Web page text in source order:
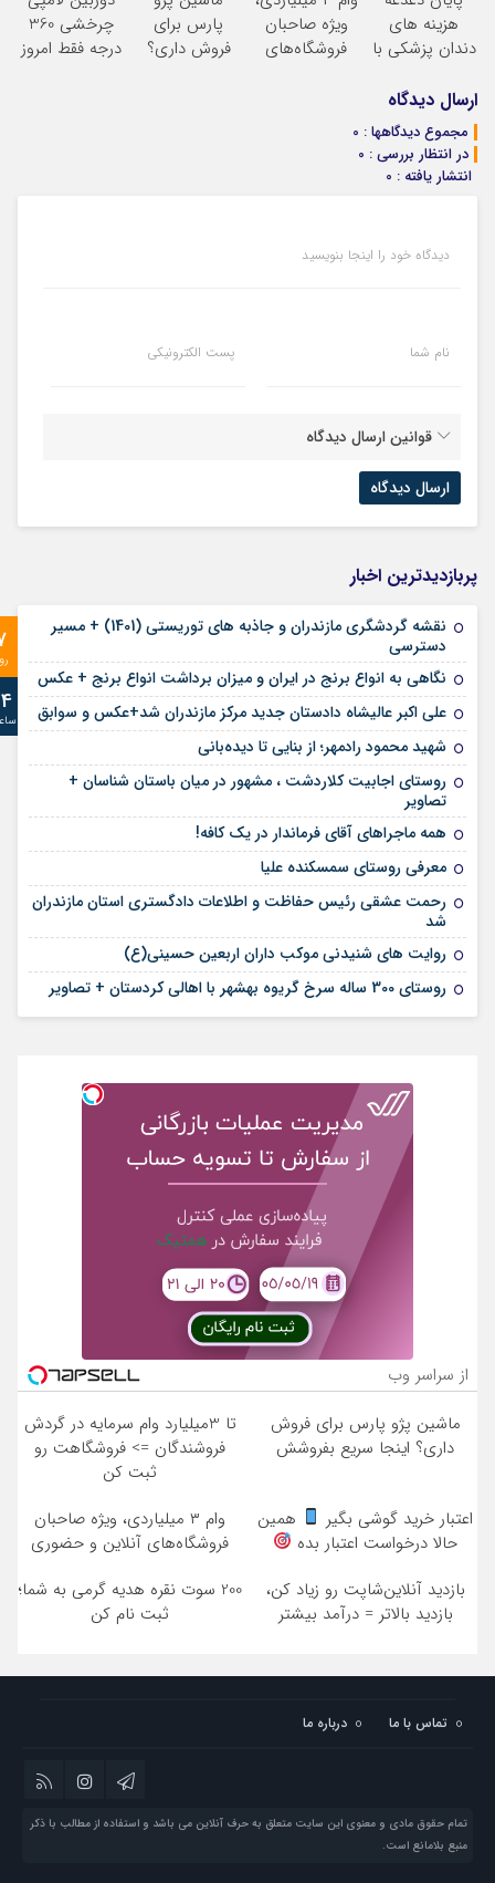
ثبت کن
هزینه های
دندان پزشکی با
خانگی
ویژه صاحبان
فروشگاه‌های
پارس برای
فروش داری؟
چرخشی 360
درجه فقط امروز
ارسال دیدگاه
مجموع دیدگاهها : 0
در انتظار بررسی : 0
انتشار یافته : 0
دیدگاه خود را اینجا بنویسید
نام شما پست الکترونیکی
قوانین ارسال دیدگاه
پربازدیدترین اخبار
نقشه گردشگری مازندران و جاذبه های توریستی (1401) + مسیر
دسترسی
نگاهی به انواع برنج در ایران و میزان برداشت انواع برنج + عکس
علی‌ اکبر عالیشاه دادستان جدید مرکز مازندران شد+عکس و سوابق
شهید محمود رادمهر؛ از بنایی تا دیده‌بانی
روستای اجابیت کلاردشت ، مشهور در میان باستان شناسان +
تصاویر
همه ماجراهای آقای فرماندار در یک کافه!
معرفی روستای سمسکنده علیا
رحمت عشقی رئیس حفاظت و اطلاعات دادگستری استان مازندران
شد
روایت های شنیدنی موکب داران اربعین حسینی(ع)
روستای 300 ساله سرخ ‌گریوه بهشهر با اهالی کردستان + تصاویر
از سراسر وب
ماشین پژو پارس برای فروش
داری؟ اینجا سریع بفروشش
تا 3میلیارد وام سرمایه در گردش
فروشندگان => فروشگاهت رو
ثبت کن
اعتبار خرید گوشی بگیر
همین
حالا درخواست اعتبار بده
وام ۳ میلیاردی، ویژه صاحبان
فروشگاه‌های آنلاین و حضوری
بازدید آنلاین‌شاپت رو زیاد کن،
بازدید بالاتر = درآمد بیشتر
200 سوت نقره هدیه گرمی به شما؛
ثبت نام کن
تماس با ما درباره ما
تمام حقوق مادی و معنوی این سایت متعلق به حرف آنلاین می باشد و استفاده از مطالب با ذکر
منبع بلامانع است.